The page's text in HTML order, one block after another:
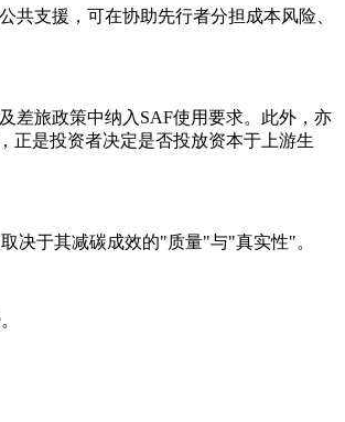
支援，可在协助先行者分担成本风险、
差旅政策中纳入SAF使用要求。此外，亦
正是投资者决定是否投放资本于上游生
决于其减碳成效的"质量"与"真实性"。